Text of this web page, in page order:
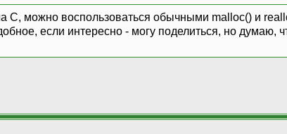
C, можно воспользоваться обычными malloc() и
если интересно - могу поделиться, но думаю,